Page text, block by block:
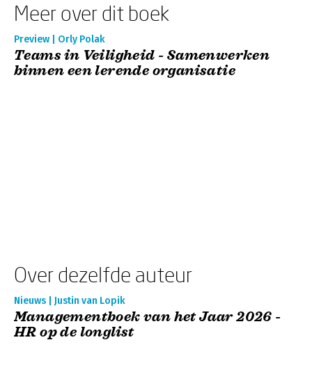
Meer over dit boek
Preview | Orly Polak
Teams in Veiligheid - Samenwerken
binnen een lerende organisatie
Over dezelfde auteur
Nieuws | Justin van Lopik
Managementboek van het Jaar 2026 -
HR op de longlist